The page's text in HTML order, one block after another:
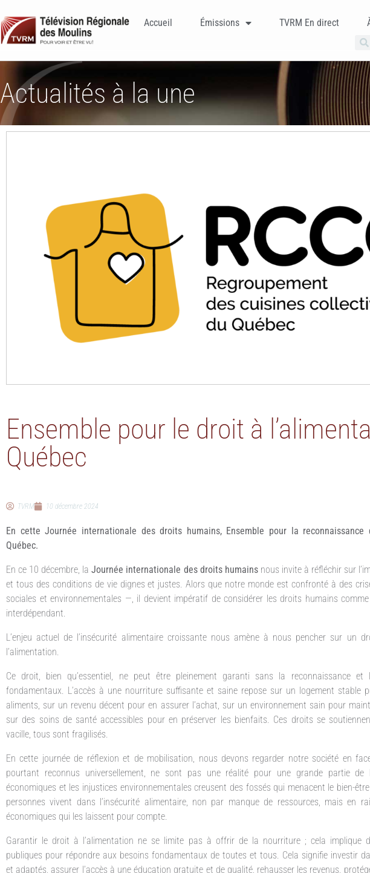
Accueil Émissions TVRM En direct
Actualités à la une
Ensemble pour le droit à
Québec
TVRM 10 décembre 2024
En cette Journée internationale des droits humains, Ensemble pour la
Québec.
En ce 10 décembre, laJournée internationale des droits humainsnous invite à réfléchir sur
et tous des conditions de vie dignes et justes. Alors que notre monde est confronté à des
sociales et environnementales —, il devient impératif de considérer les droits humains
interdépendant.
L’enjeu actuel de l’insécurité alimentaire croissante nous amène à nous pencher sur un
l’alimentation.
Ce droit, bien qu’essentiel, ne peut être pleinement garanti sans la reconnaissance et
fondamentaux. L’accès à une nourriture suffisante et saine repose sur un logement stable
aliments, sur un revenu décent pour en assurer l’achat, sur un environnement sain pour
sur des soins de santé accessibles pour en préserver les bienfaits. Ces droits se
vacille, tous sont fragilisés.
En cette journée de réflexion et de mobilisation, nous devons regarder notre société en
pourtant reconnus universellement, ne sont pas une réalité pour une grande partie de
économiques et les injustices environnementales creusent des fossés qui menacent le bien-
personnes vivent dans l’insécurité alimentaire, non par manque de ressources, mais en
économiques qui les laissent pour compte.
Garantir le droit à l’alimentation ne se limite pas à offrir de la nourriture ; cela implique
publiques pour répondre aux besoins fondamentaux de toutes et tous. Cela signifie investir
et adaptés, assurer l’accès à une éducation gratuite et de qualité, rehausser les revenus,